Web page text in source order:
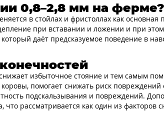
0,8–2,8 мм на ферме?
в стойлах и фристоллах как основная
при вставании и ложении и при
даёт предсказуемое поведение в
избыточное стояние и тем самым
помогает снижать риск повреждений
подскальзывания и повреждений.
рассматривается как один из